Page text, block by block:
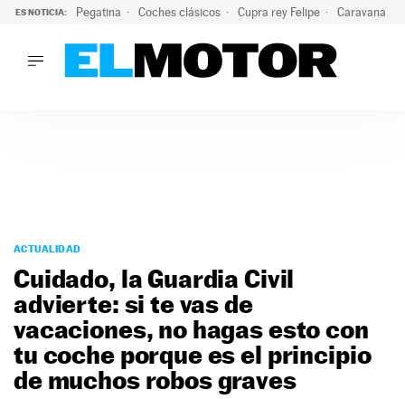
ES NOTICIA: Pegatina Coches clásicos Cupra rey Felipe Caravana
PODCAST
MOTOS
TECNOLOGÍA
MOTORTV
PREMIOS
SERVICIOS
ACTUALIDAD
Cuidado, la Guardia Civil
advierte: si te vas de
vacaciones, no hagas esto con
tu coche porque es el principio
de muchos robos graves